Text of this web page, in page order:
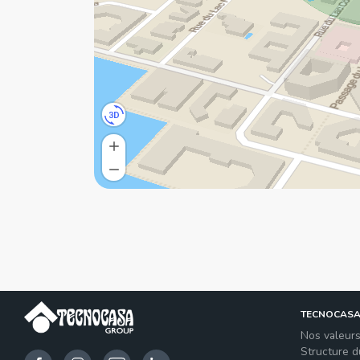
TECNOCASA
Nos valeurs
Structure